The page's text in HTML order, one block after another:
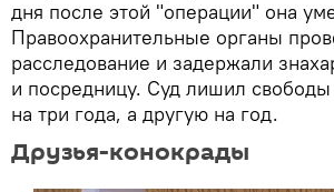
дня после этой "операции" она
Правоохранительные органы
расследование и задержали
и посредницу. Суд лишил
на три года, а другую на год.
Друзья-конокрады